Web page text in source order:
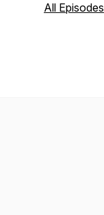
All Episodes